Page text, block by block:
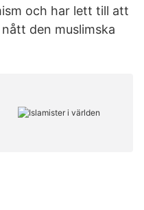
och har lett till att
den muslimska